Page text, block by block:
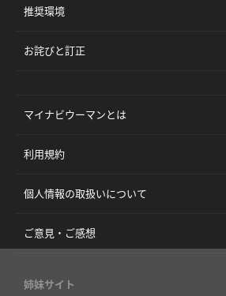
推奨環境
お詫びと訂正
マイナビウーマンとは
利用規約
個人情報の取扱いについて
ご意見・ご感想
姉妹サイト